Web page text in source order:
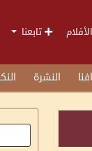
تابعنا
النشرة